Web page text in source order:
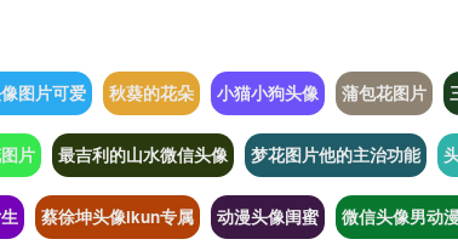
图片可爱 秋葵的花朵 小猫小狗头像 蒲包花图片
片 最吉利的山水微信头像 梦花图片他的主治功能
蔡徐坤头像ikun专属 动漫头像闺蜜 微信头像男动